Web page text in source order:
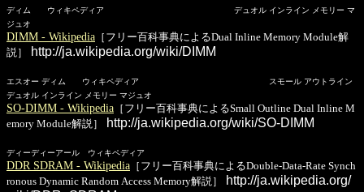
ディム ウィキペディア デュオル インライン メモリー マ
ジュオ
DIMM - Wikipedia ［フリー百科事典によるDual Inline Memory Module解
説］
http://ja.wikipedia.org/wiki/DIMM
エスオー ディム ウィキペディア スモール アウトライン
デュオル インライン メモリー マジュオ
SO-DIMM - Wikipedia ［フリー百科事典によるSmall Outline Dual Inline M
emory Module解説］
http://ja.wikipedia.org/wiki/SO-DIMM
ディーディーアール ウィキペディア
DDR SDRAM - Wikipedia ［フリー百科事典によるDouble-Data-Rate Synch
ronous Dynamic Random Access Memory解説］
http://ja.wikipedia.org/